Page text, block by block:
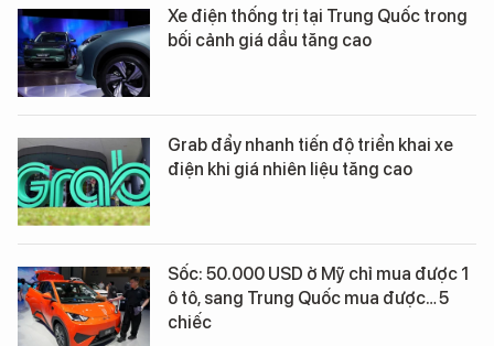
Xe điện thống trị tại Trung Quốc trong
bối cảnh giá dầu tăng cao
Grab đẩy nhanh tiến độ triển khai xe
điện khi giá nhiên liệu tăng cao
Sốc: 50.000 USD ở Mỹ chỉ mua được 1
ô tô, sang Trung Quốc mua được… 5
chiếc